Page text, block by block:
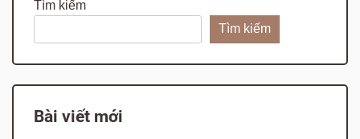
Tìm kiếm
Tìm kiếm
Bài viết mới